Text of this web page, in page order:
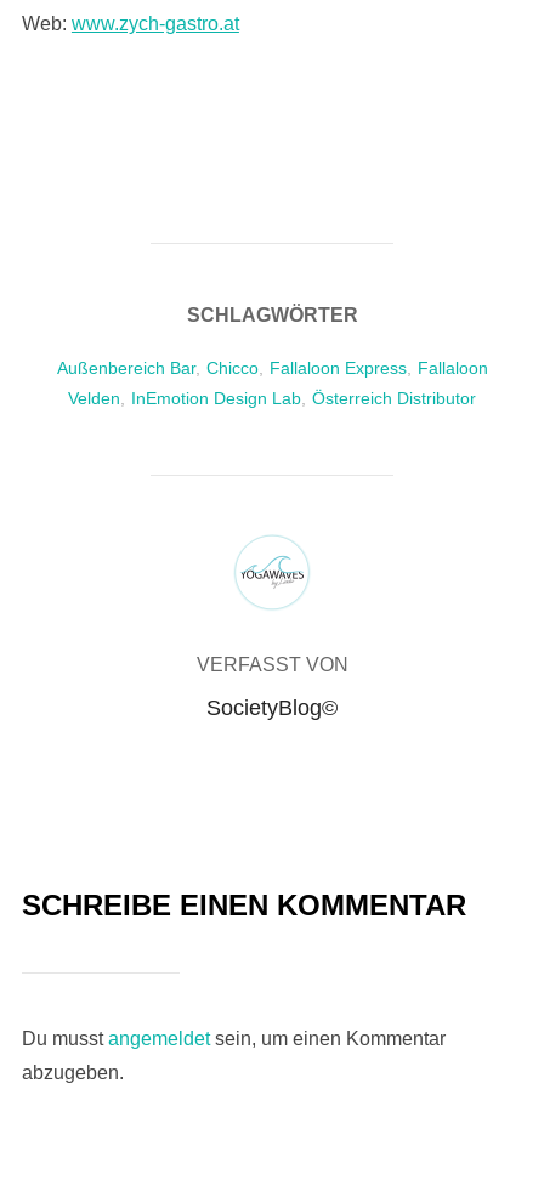
Web: www.zych-gastro.at
SCHLAGWÖRTER
Außenbereich Bar, Chicco, Fallaloon Express,
Fallaloon
Velden
InEmotion Design Lab Österreich Distributor
BEITRAGSAUTOR
VERFASST VON
SocietyBlog©
SCHREIBE EINEN KOMMENTAR
Du musstangemeldetsein, um einen Kommentar
abzugeben.